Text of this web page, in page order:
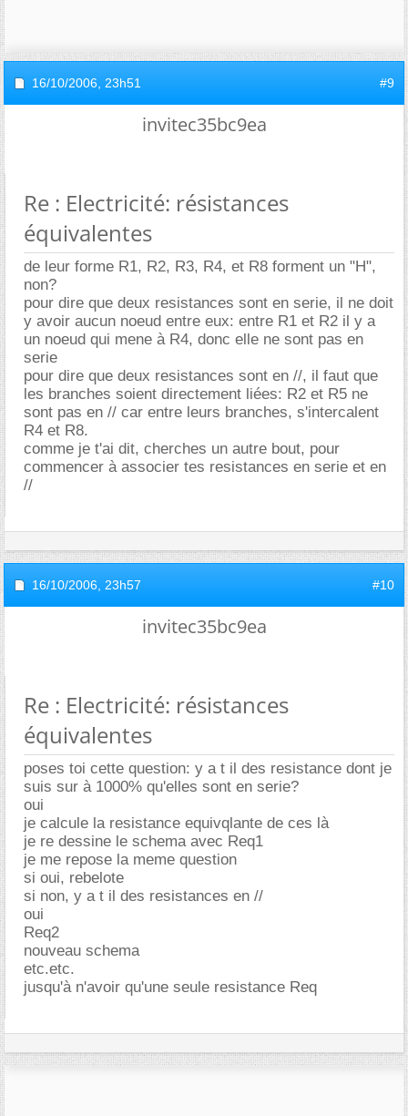
16/10/2006, 23h51 #9
invitec35bc9ea
Re : Electricité: résistances
équivalentes
de leur forme R1, R2, R3, R4, et R8 forment un "H",
non?
pour dire que deux resistances sont en serie, il ne doit
y avoir aucun noeud entre eux: entre R1 et R2 il y a
un noeud qui mene à R4, donc elle ne sont pas en
serie
pour dire que deux resistances sont en //, il faut que
les branches soient directement liées: R2 et R5 ne
sont pas en // car entre leurs branches, s'intercalent
R4 et R8.
comme je t'ai dit, cherches un autre bout, pour
commencer à associer tes resistances en serie et en
//
16/10/2006, 23h57 #10
invitec35bc9ea
Re : Electricité: résistances
équivalentes
poses toi cette question: y a t il des resistance dont je
suis sur à 1000% qu'elles sont en serie?
oui
je calcule la resistance equivqlante de ces là
je re dessine le schema avec Req1
je me repose la meme question
si oui, rebelote
si non, y a t il des resistances en //
oui
Req2
nouveau schema
etc.etc.
jusqu'à n'avoir qu'une seule resistance Req